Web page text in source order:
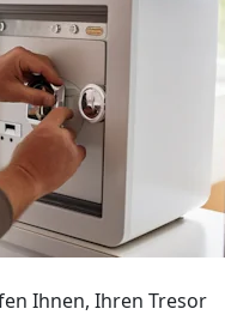
Ihnen, Ihren Tresor